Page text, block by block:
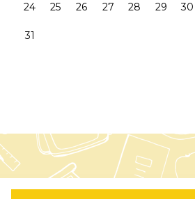
24 25 26 27 28 29 30
31